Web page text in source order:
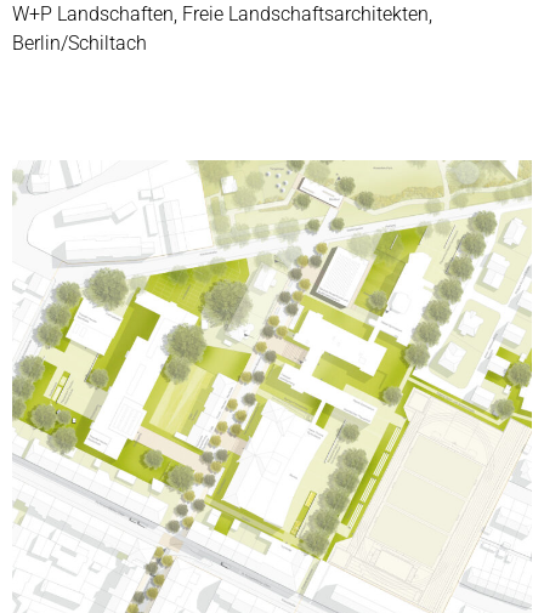
W+P Landschaften, Freie Landschaftsarchitekten,
Berlin/Schiltach